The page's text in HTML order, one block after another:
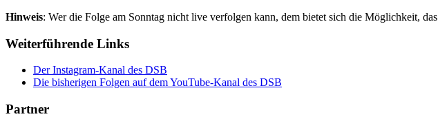
Hinweis: Wer die Folge am Sonntag nicht live verfolgen kann, dem bietet sich die Möglichkeit,
Weiterführende Links
Der Instagram-Kanal des DSB
Die bisherigen Folgen auf dem YouTube-Kanal des DSB
Partner